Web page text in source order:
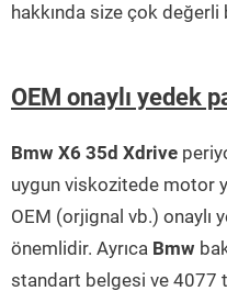
hakkında size çok değerli
OEM onaylı yedek
Bmw X6 35d Xdrive
uygun viskozitede motor
OEM (orjignal vb.) onaylı
önemlidir. Ayrıca Bmw
standart belgesi ve 4077